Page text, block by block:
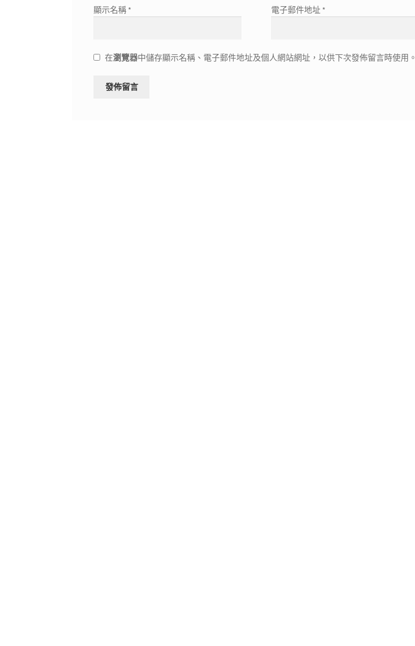
顯示名稱 * 電子郵件地址 *
在瀏覽器中儲存顯示名稱、電子郵件地址及個人網站網址，以供下次發佈留言時使用。